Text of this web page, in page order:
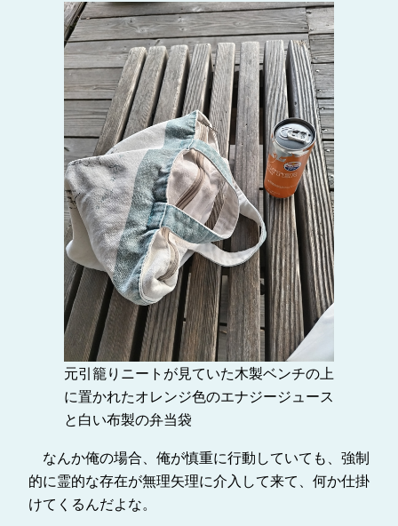
元引籠りニートが見ていた木製ベンチの上
に置かれたオレンジ色のエナジージュース
と白い布製の弁当袋
なんか俺の場合、俺が慎重に行動していても、強制
的に霊的な存在が無理矢理に介入して来て、何か仕掛
けてくるんだよな。